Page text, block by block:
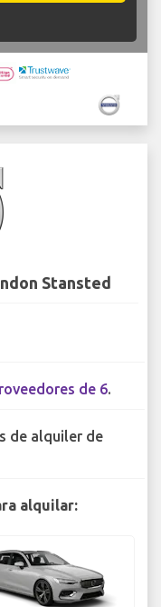
Stansted
de 6.
de alquiler de
alquilar: